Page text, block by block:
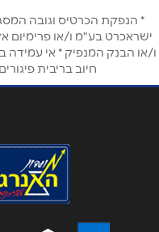
טלפון*
אימייל *
אנא חזרו אלי בקשר
* הנפקת הכרטיס וגובה
ישראכרט בע"מ ו/או פרימיום
ו/או הבנק המנפיק * אי עמידה
חיוב בריבית